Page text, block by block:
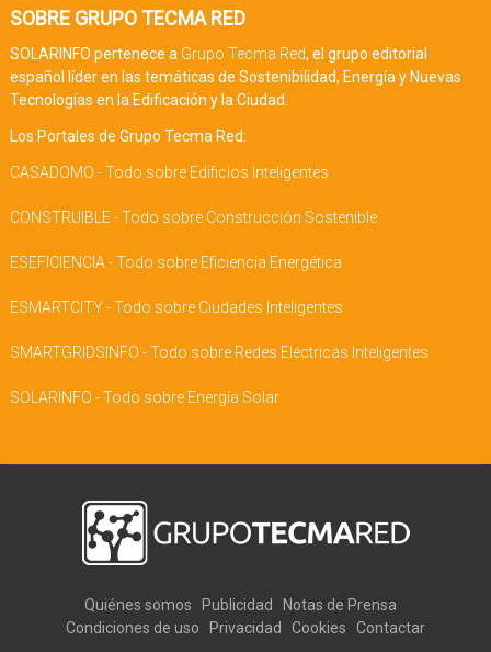
SOBRE GRUPO TECMA RED
SOLARINFO pertenece a Grupo Tecma Red, el grupo editorial
español líder en las temáticas de Sostenibilidad, Energía y Nuevas
Tecnologías en la Edificación y la Ciudad.
Los Portales de Grupo Tecma Red:
CASADOMO - Todo sobre Edificios Inteligentes
CONSTRUIBLE - Todo sobre Construcción Sostenible
ESEFICIENCIA - Todo sobre Eficiencia Energética
ESMARTCITY - Todo sobre Ciudades Inteligentes
SMARTGRIDSINFO - Todo sobre Redes Eléctricas Inteligentes
SOLARINFO - Todo sobre Energía Solar
Quiénes somos Publicidad
Notas de Prensa
Condiciones de uso
Privacidad Cookies Contactar